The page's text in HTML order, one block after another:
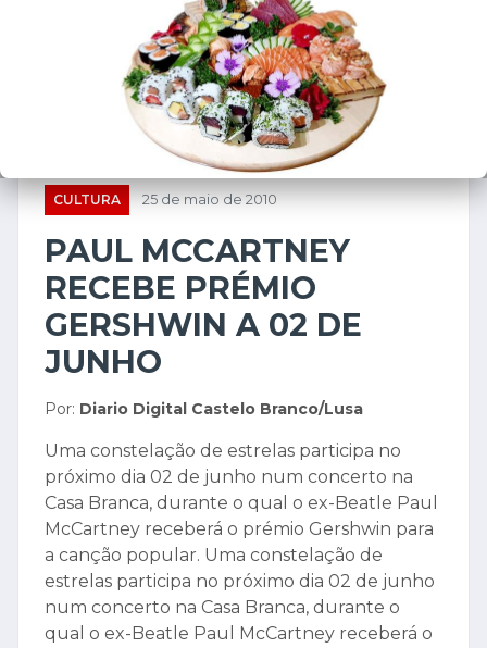
CULTURA 25 de maio de 2010
PAUL MCCARTNEY
RECEBE PRÉMIO
GERSHWIN A 02 DE
JUNHO
Por: Diario Digital Castelo Branco/Lusa
Uma constelação de estrelas participa no
próximo dia 02 de junho num concerto na
Casa Branca, durante o qual o ex-Beatle Paul
McCartney receberá o prémio Gershwin para
a canção popular. Uma constelação de
estrelas participa no próximo dia 02 de junho
num concerto na Casa Branca, durante o
qual o ex-Beatle Paul McCartney receberá o